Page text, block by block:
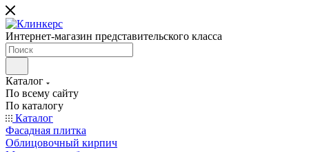
Интернет-магазин представительского класса
Каталог
По всему сайту
По каталогу
Каталог
Фасадная плитка
Облицовочный кирпич